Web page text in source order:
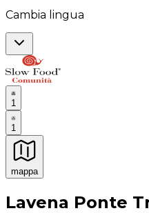
Cambia lingua
1
1
mappa
Esperienze culinarie
Lavena Ponte